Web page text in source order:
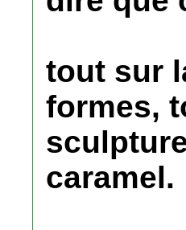
tout sur
formes,
caramel.